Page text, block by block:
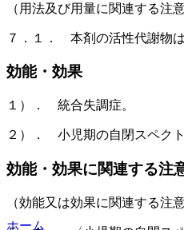
（用法及び用量に関連する注意
７．１． 本剤の活性代謝物
効能・効果
１）． 統合失調症。
２）． 小児期の自閉スペク
効能・効果に関連する注
（効能又は効果に関連する注意
ホーム